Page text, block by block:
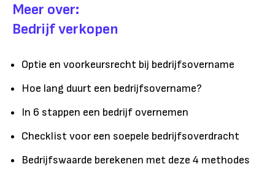
Meer over:
Bedrijf verkopen
Optie en voorkeursrecht bij bedrijfsovername
Hoe lang duurt een bedrijfsovername?
In 6 stappen een bedrijf overnemen
Checklist voor een soepele bedrijfsoverdracht
Bedrijfswaarde berekenen met deze 4 methodes